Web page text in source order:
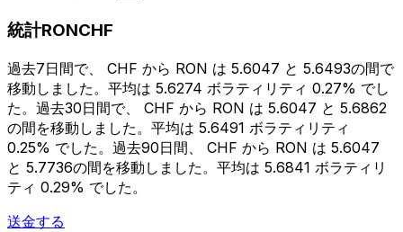
統計RONCHF
過去7日間で、 CHF から RON は 5.6047 と 5.6493の間で
移動しました。平均は 5.6274 ボラティリティ 0.27% でし
た。過去30日間で、 CHF から RON は 5.6047 と 5.6862
の間を移動しました。平均は 5.6491 ボラティリティ
0.25% でした。過去90日間、 CHF から RON は 5.6047
と 5.7736の間を移動しました。平均は 5.6841 ボラティリ
ティ 0.29% でした。
送金する